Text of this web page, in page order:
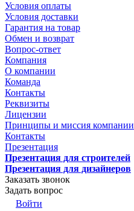
Условия оплаты
Условия доставки
Гарантия на товар
Обмен и возврат
Вопрос-ответ
Компания
О компании
Команда
Контакты
Реквизиты
Лицензии
Принципы и миссия компании
Контакты
Презентация
Презентация для строителей
Презентация для дизайнеров
Заказать звонок
Задать вопрос
Войти